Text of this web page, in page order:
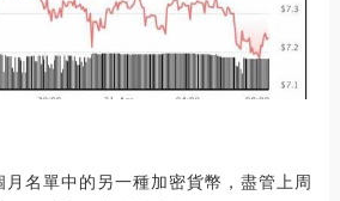
名單中的另一種加密貨幣，盡管上周